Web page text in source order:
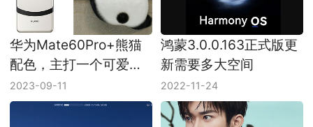
华为Mate60Pro+熊猫
配色，主打一个可爱画
风
2023-09-11
鸿蒙3.0.0.163正式版更
新需要多大空间
2022-11-24